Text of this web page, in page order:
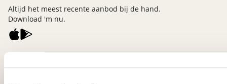
Altijd het meest recente aanbod bij de hand.
Download 'm nu.